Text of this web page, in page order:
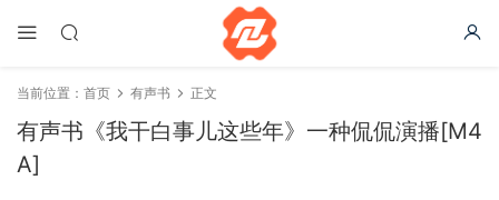
当前位置： 首页 有声书 正文
有声书《我干白事儿这些年》一种侃侃演播[M4
A]